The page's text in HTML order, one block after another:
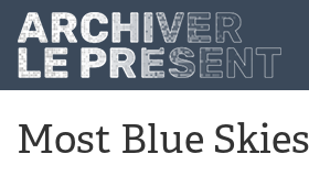
Aller au contenu principal
Most Blue